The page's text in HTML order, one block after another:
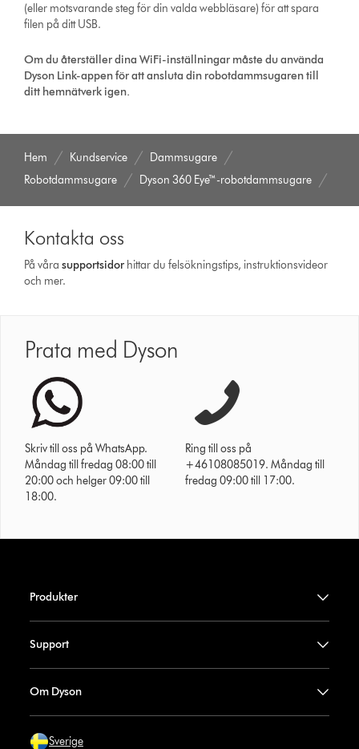
(eller motsvarande steg för din valda webbläsare) för att spara
filen på ditt USB.
Om du återställer dina WiFi-inställningar måste du använda
Dyson Link-appen för att ansluta din robotdammsugaren till
ditt hemnätverk igen.
Hem Kundservice
Dammsugare
Robotdammsugare
Dyson 360 Eye™-robotdammsugare
Kontakta oss
På vårasupport­sidor hittar du felsökningstips, instruktionsvideor
och mer.
Prata med Dyson
Skriv till oss på WhatsApp.
Måndag till fredag 08:00 till
20:00 och helger 09:00 till
18:00.
Ring till oss på
+46108085019. Måndag till
fredag 09:00 till 17:00.
Produkter
Support
Om Dyson
Sverige